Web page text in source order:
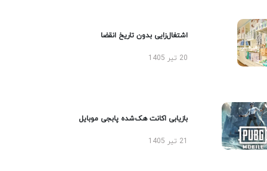
اشتغال‌زایی بدون تاریخ انقضا
20 تیر 1405
بازیابی اکانت هک‌شده پابجی موبایل